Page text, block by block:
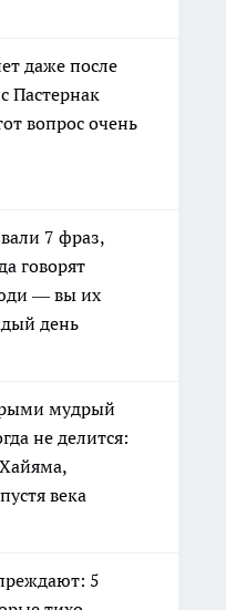
даже после
Пастернак
вопрос очень
7 фраз,
говорят
— вы их
день
мудрый
не делится:
века
5